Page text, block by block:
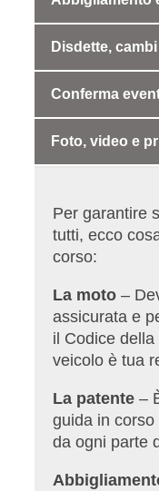
Disdette,
Conferma
Foto, video e
Per garantire
tutti, ecco
corso:
La moto –
assicurata e
il Codice della
veicolo è tua
La patente –
guida in
da ogni parte